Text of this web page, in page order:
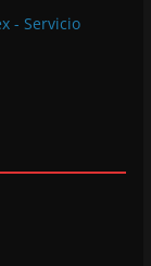
- Servicio